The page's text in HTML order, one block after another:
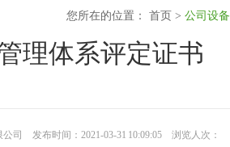
您所在的位置： 首页 > 公司设备
理体系评定证书
公司 发布时间：2021-03-31 10:09:05 浏览人次：